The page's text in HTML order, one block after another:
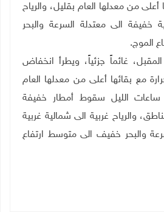
أعلى من معدلها العام بقليل، والرياح
خفيفة الى معتدلة السرعة والبحر
الموج.
غائماً جزئياً، ويطرأ انخفاض
مع بقائها أعلى من معدلها العام
ساعات الليل سقوط أمطار خفيفة
والرياح غربية الى شمالية غربية
والبحر خفيف الى متوسط ارتفاع